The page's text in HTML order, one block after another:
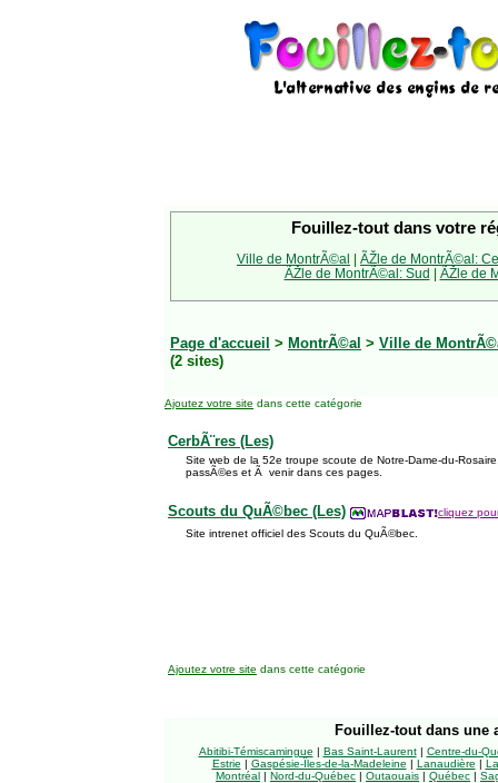
Fouillez-tout dans votre
Ville de MontrÃ©al | ÃŽle de MontrÃ©al:
ÃŽle de MontrÃ©al: Sud | ÃŽle de
Page d'accueil > MontrÃ©al > Ville de
(2 sites)
Ajoutez votre site dans cette catégorie
CerbÃ¨res (Les)
Site web de la 52e troupe scoute de Notre-Dame-du-
passÃ©es et Ã venir dans ces pages.
Scouts du QuÃ©bec (Les)
cliquez
Site intrenet officiel des Scouts du QuÃ©bec.
Ajoutez votre site dans cette catégorie
Fouillez-tout dans une
Abitibi-Témiscamingue | Bas Saint-Laurent| Centre-du-
Estrie | Gaspésie-Îles-de-la-Madeleine | Lanaudière |
Montréal | Nord-du-Québec | Outaouais | Québec |